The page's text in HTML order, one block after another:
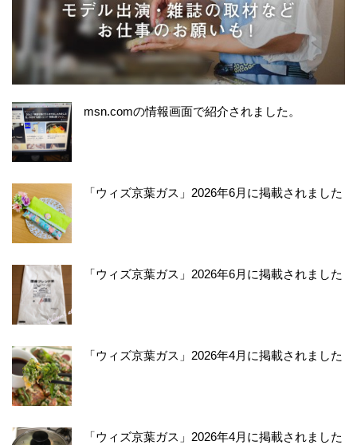
msn.comの情報画面で紹介されました。
「ウィズ京葉ガス」2026年6月に掲載されました
「ウィズ京葉ガス」2026年6月に掲載されました
「ウィズ京葉ガス」2026年4月に掲載されました
「ウィズ京葉ガス」2026年4月に掲載されました